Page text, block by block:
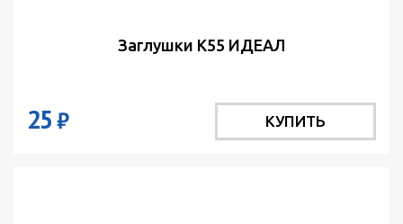
Заглушки К55 ИДЕАЛ
25₽ КУПИТЬ